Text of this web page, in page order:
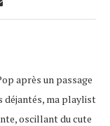
après un passage
déjantés, ma playlist
oscillant du cute